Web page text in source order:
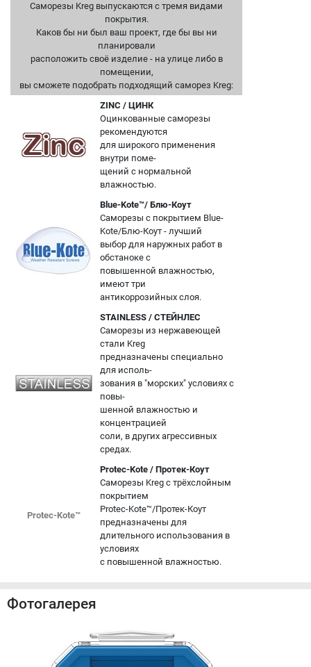
Саморезы Kreg выпускаются с тремя видами
покрытия.
Каков бы ни был ваш проект, где бы вы ни
планировали
расположить своё изделие - на улице либо в
помещении,
вы сможете подобрать подходящий саморез Kreg:
ZINC / ЦИНК
Оцинкованные саморезы
рекомендуются
для широкого применения
внутри поме-
щений с нормальной
влажностью.
Blue-Kote™/ Блю-Коут
Саморезы с покрытием Blue-
Kote/Блю-Коут - лучший
выбор для наружных работ в
обстаноке с
повышенной влажностью,
имеют три
антикоррозийных слоя.
STAINLESS / СТЕЙНЛЕС
Саморезы из нержавеющей
стали Kreg
предназначены специально
для исполь-
зования в "морских" условиях с
повы-
шенной влажностью и
концентрацией
соли, в других агрессивных
средах.
Protec-Kote™
Protec-Kote / Протек-Коут
Саморезы Kreg с трёхслойным
покрытием
Protec-Kote™/Протек-Коут
предназначены для
длительного использования в
условиях
с повышенной влажностью.
Фотогалерея